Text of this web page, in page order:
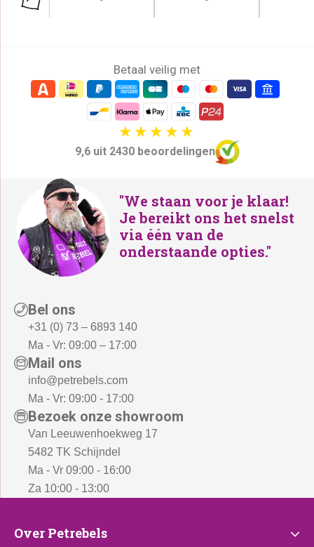
Betaal veilig met
9,6 uit 2430 beoordelingen
"We staan voor je klaar!
Je bereikt ons het snelst
via één van de
onderstaande opties."
Bel ons
+31 (0) 73 – 6893 140
Ma - Vr: 09:00 – 17:00
Mail ons
info@petrebels.com
Ma - Vr: 09:00 - 17:00
Bezoek onze showroom
Van Leeuwenhoekweg 17
5482 TK Schijndel
Ma - Vr 09:00 - 16:00
Za 10:00 - 13:00
Over
Over Petrebels